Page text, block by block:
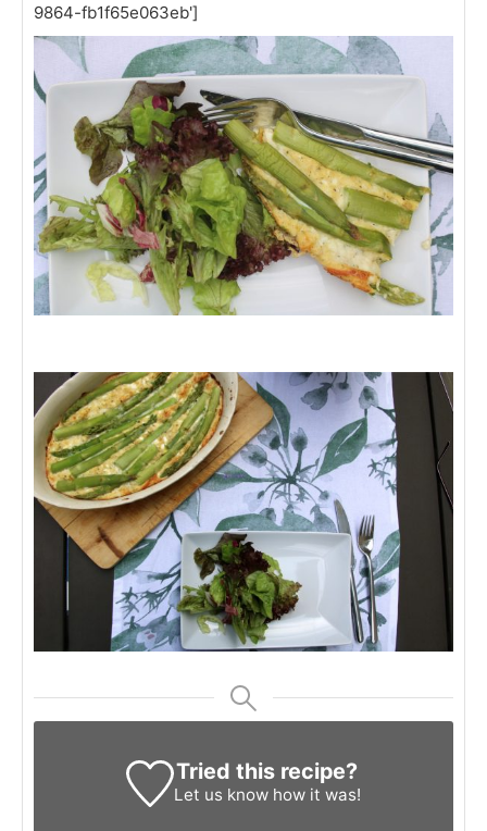
9864-fb1f65e063eb']
Tried this recipe?
Let us knowhow it was!